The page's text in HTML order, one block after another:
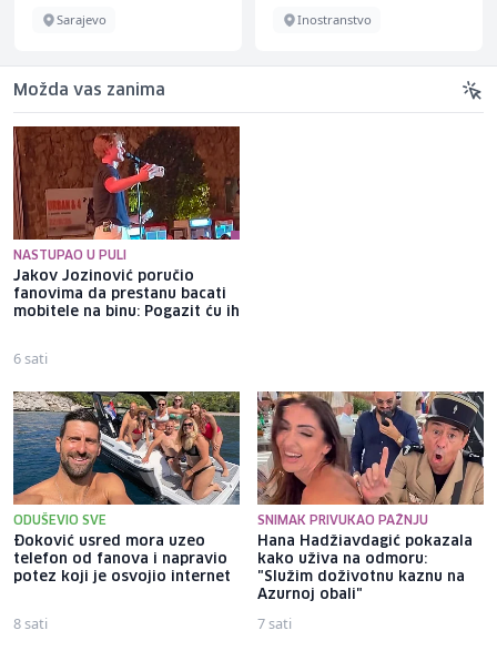
Sarajevo Inostranstvo
Možda vas zanima
NASTUPAO U PULI
Jakov Jozinović poručio
fanovima da prestanu bacati
mobitele na binu: Pogazit ću ih
6 sati
ODUŠEVIO SVE
Đoković usred mora uzeo
telefon od fanova i napravio
potez koji je osvojio internet
8 sati
SNIMAK PRIVUKAO PAŽNJU
Hana Hadžiavdagić pokazala
kako uživa na odmoru:
"Služim doživotnu kaznu na
Azurnoj obali"
7 sati